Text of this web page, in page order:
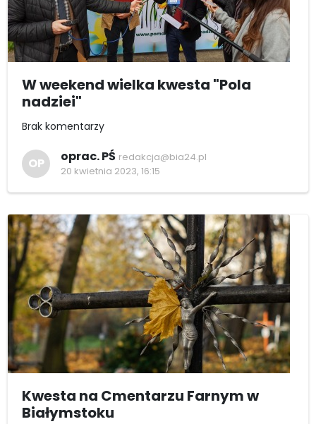
W weekend wielka kwesta "Pola
nadziei"
Brak komentarzy
OP oprac. PŚ redakcja@bia24.pl
20 kwietnia 2023, 16:15
Kwesta na Cmentarzu Farnym w
Białymstoku